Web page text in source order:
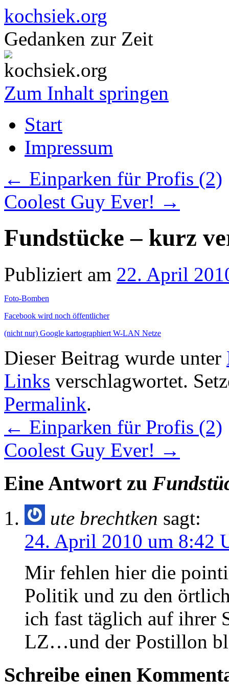
kochsiek.org
Gedanken zur Zeit
Zum Inhalt springen
Start
Impressum
← Einparken für Profis (2)
Coolest Guy Ever! →
Fundstücke – kurz
Publiziert am 22. April
Foto-Bomben
Facebook wird noch öffentlicher
(nicht nur) Google kartographiert W-LAN Netze
Dieser Beitrag wurde unter
Links verschlagwortet.
Permalink.
← Einparken für Profis (2)
Coolest Guy Ever! →
Eine Antwort zu
ute brechtken sagt:
24. April 2010 um 8:42
Mir fehlen hier die
Politik und zu den
ich fast täglich auf ihrer
LZ…und der Postillon
Schreibe einen